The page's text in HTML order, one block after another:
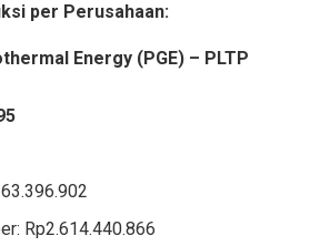
per Perusahaan:
Energy (PGE) – PLTP
Rp2.614.440.866